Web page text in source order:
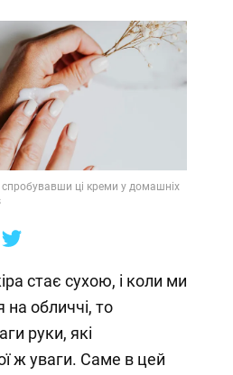
спробувавши ці креми у домашніх
стає сухою, і коли ми
обличчі, то
руки, які
ж уваги. Саме в цей